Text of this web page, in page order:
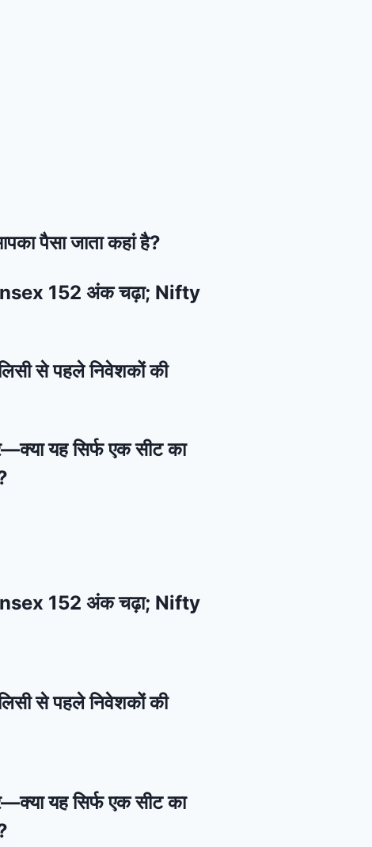
पैसा जाता कहां है?
152 अंक चढ़ा; Nifty
से पहले निवेशकों की
यह सिर्फ एक सीट का
152 अंक चढ़ा; Nifty
से पहले निवेशकों की
यह सिर्फ एक सीट का